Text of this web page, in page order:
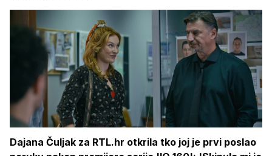
Dajana Čuljak za RTL.hr otkrila tko joj je prvi poslao